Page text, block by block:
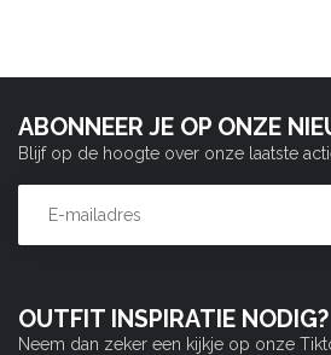
OUTFIT INSPIRATIE NODIG?
Neem dan zeker een kijkje op onze
ABONNEER JE OP ONZE
Blijf op de hoogte over onze laatste